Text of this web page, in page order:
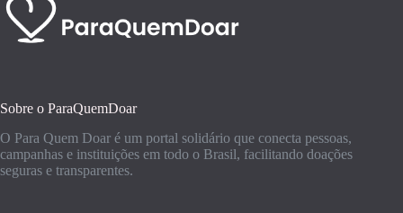
Sobre o ParaQuemDoar
O Para Quem Doar é um portal solidário que conecta pessoas,
campanhas e instituições em todo o Brasil, facilitando doações
seguras e transparentes.